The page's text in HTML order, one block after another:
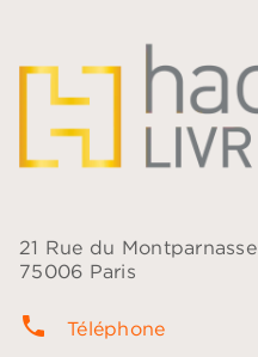
21 Rue du Montparnasse
75006 Paris
phone Téléphone